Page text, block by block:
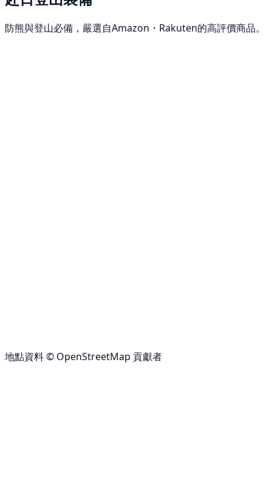
防熊與登山必備，嚴選自Amazon・Rakuten的高評價商品。
地點資料 © OpenStreetMap 貢獻者